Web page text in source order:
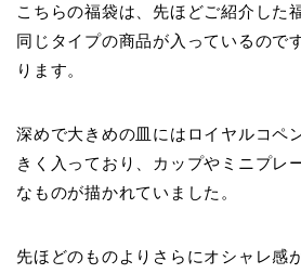
こちらの福袋は、先ほどご紹介した
同じタイプの商品が入っているので
ります。
深めで大きめの皿にはロイヤルコペ
きく入っており、カップやミニプレ
なものが描かれていました。
先ほどのものよりさらにオシャレ感